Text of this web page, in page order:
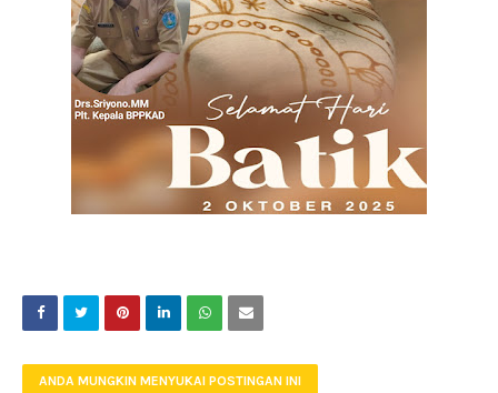
ANDA MUNGKIN MENYUKAI POSTINGAN INI